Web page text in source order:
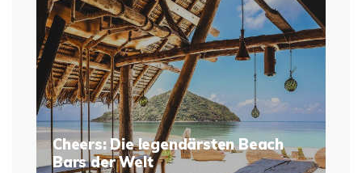
Cheers: Die legendärsten Beach
Bars der Welt